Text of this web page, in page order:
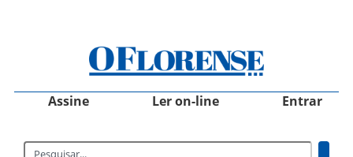
Assine Ler on-line Entrar